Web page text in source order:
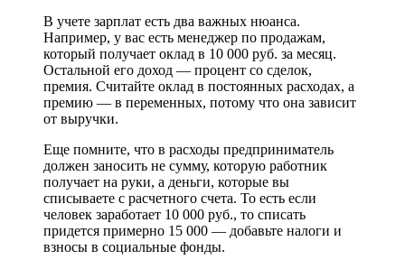
В учете зарплат есть два важных нюанса.
Например, у вас есть менеджер по продажам,
который получает оклад в 10 000 руб. за месяц.
Остальной его доход — процент со сделок,
премия. Считайте оклад в постоянных расходах, а
премию — в переменных, потому что она зависит
от выручки.
Еще помните, что в расходы предприниматель
должен заносить не сумму, которую работник
получает на руки, а деньги, которые вы
списываете с расчетного счета. То есть если
человек заработает 10 000 руб., то списать
придется примерно 15 000 — добавьте налоги и
взносы в социальные фонды.